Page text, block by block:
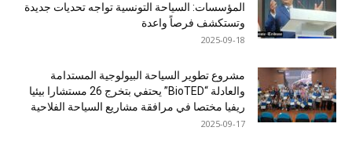
المؤسسات: السياحة التونسية تواجه تحديات جديدة
وتستكشف فرصاً واعدة
2025-09-18
مشروع تطوير السياحة البيولوجية المستدامة
والعادلة “BioTED” يحتفي بتخرج 26 مستشارا بيئيا
ريفيا مختصا في مرافقة مشاريع السياحة الفلاحية
2025-09-17